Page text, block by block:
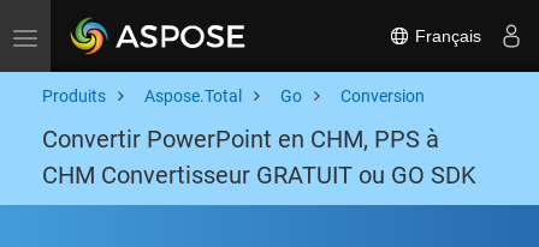
Toggle navigation Français
Produits Aspose.Total Go Conversion
Convertir PowerPoint en CHM, PPS à
CHM Convertisseur GRATUIT ou GO SDK